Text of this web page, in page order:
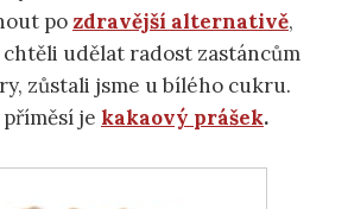
po zdravější alternativě,
udělat radost zastáncům
zůstali jsme u bílého cukru.
je kakaový prášek.